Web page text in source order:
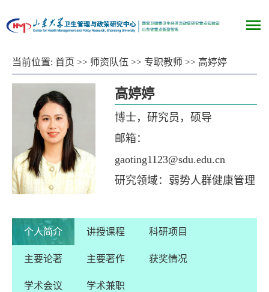
当前位置: 首页 >> 师资队伍 >> 专职教师 >> 高婷婷
高婷婷
博士，研究员，硕导
邮箱：
gaoting1123@sdu.edu.cn
研究领域：弱势人群健康管理
个人简介 讲授课程 科研项目
主要论著 主要著作 获奖情况
学术会议 学术兼职